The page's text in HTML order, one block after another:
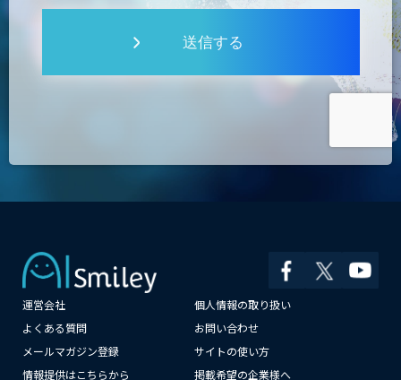
送信する
運営会社
個人情報の取り扱い
よくある質問
お問い合わせ
メールマガジン登録
サイトの使い方
情報提供はこちらから
掲載希望の企業様へ